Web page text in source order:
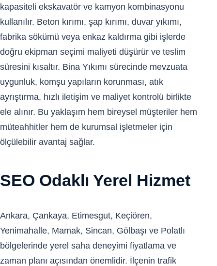
kapasiteli ekskavatör ve kamyon kombinasyonu
kullanılır. Beton kırımı, şap kırımı, duvar yıkımı,
fabrika sökümü veya enkaz kaldırma gibi işlerde
doğru ekipman seçimi maliyeti düşürür ve teslim
süresini kısaltır. Bina Yıkımı sürecinde mevzuata
uygunluk, komşu yapıların korunması, atık
ayrıştırma, hızlı iletişim ve maliyet kontrolü birlikte
ele alınır. Bu yaklaşım hem bireysel müşteriler hem
müteahhitler hem de kurumsal işletmeler için
ölçülebilir avantaj sağlar.
SEO Odaklı Yerel Hizmet
Ankara, Çankaya, Etimesgut, Keçiören,
Yenimahalle, Mamak, Sincan, Gölbaşı ve Polatlı
bölgelerinde yerel saha deneyimi fiyatlama ve
zaman planı açısından önemlidir. İlçenin trafik